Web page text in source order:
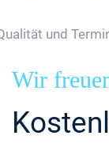
und
Wir